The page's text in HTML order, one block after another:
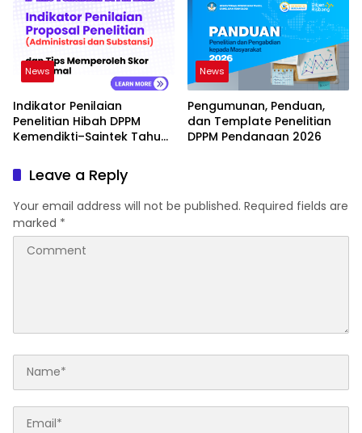
News
Indikator Penilaian
Penelitian Hibah DPPM
Kemendikti–Saintek Tahun
News
Pengumunan, Penduan,
dan Template Penelitian
DPPM Pendanaan 2026
Leave a Reply
Your email address will not be published. Required fields are
marked *